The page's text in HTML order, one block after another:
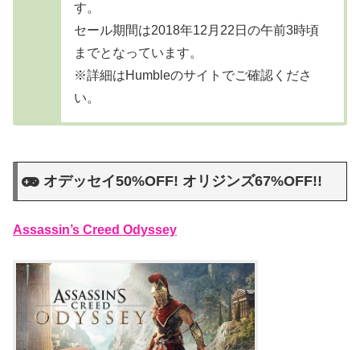
す。
セール期間は2018年12月22日の午前3時頃
までとなっています。
※詳細はHumbleのサイトでご確認くださ
い。
オデッセイ50%OFF! オリジンズ67%OFF!!
Assassin’s Creed Odyssey